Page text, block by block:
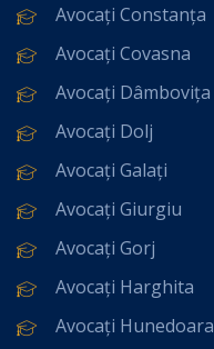
Avocați Constanța
Avocați Covasna
Avocați Dâmbovița
Avocați Dolj
Avocați Galați
Avocați Giurgiu
Avocați Gorj
Avocați Harghita
Avocați Hunedoara